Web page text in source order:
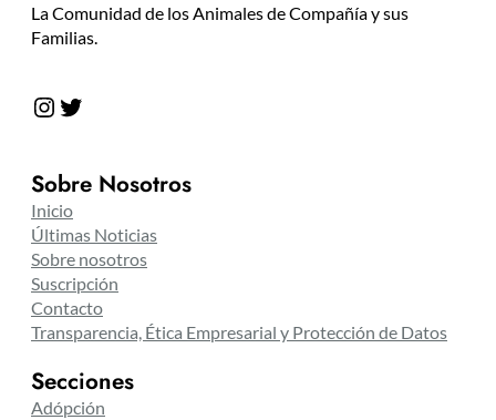
La Comunidad de los Animales de Compañía y sus
Familias.
Instagram Twitter
Sobre Nosotros
Inicio
Últimas Noticias
Sobre nosotros
Suscripción
Contacto
Transparencia, Ética Empresarial y Protección de Datos
Secciones
Adópción